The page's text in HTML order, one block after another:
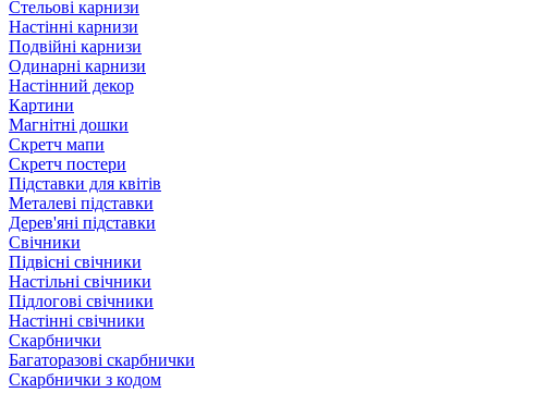
Стельові карнизи
Настінні карнизи
Подвійні карнизи
Одинарні карнизи
Настінний декор
Картини
Магнітні дошки
Скретч мапи
Скретч постери
Підставки для квітів
Металеві підставки
Дерев'яні підставки
Свічники
Підвісні свічники
Настільні свічники
Підлогові свічники
Настінні свічники
Скарбнички
Багаторазові скарбнички
Скарбнички з кодом